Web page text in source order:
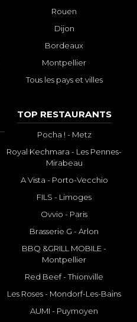
Rouen
Dijon
Bordeaux
Montpellier
Tous les pays et villes
TOP RESTAURANTS
Pocha ! - Metz
Royal Kechmara - Les Pennes-
Mirabeau
A Vista - Porto-Vecchio
FILS - Limoges
Ovvio - Paris
Brasserie G - Arlon
BBQ &GRILL MOBILE -
Montpellier
Red Beef - Thionville
Les Roses - Mondorf-Les-Bains
AUMI - Puymoyen